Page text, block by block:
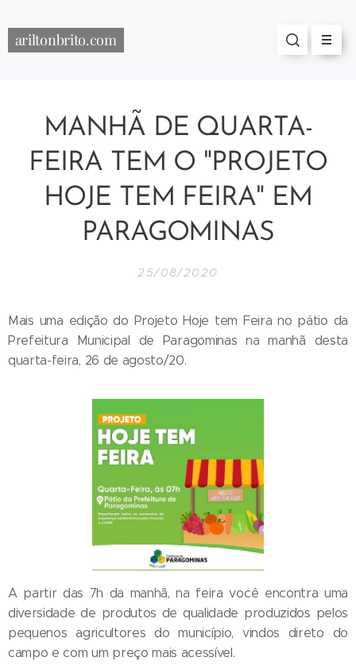
ariltonbrito.com
MANHÃ DE QUARTA-
FEIRA TEM O "PROJETO
HOJE TEM FEIRA" EM
PARAGOMINAS
25/08/2020
Mais uma edição do Projeto Hoje tem Feira no pátio da
Prefeitura Municipal de Paragominas na manhã desta
quarta-feira, 26 de agosto/20.
A partir das 7h da manhã, na feira você encontra uma
diversidade de produtos de qualidade produzidos pelos
pequenos agricultores do município, vindos direto do
campo e com um preço mais acessível.